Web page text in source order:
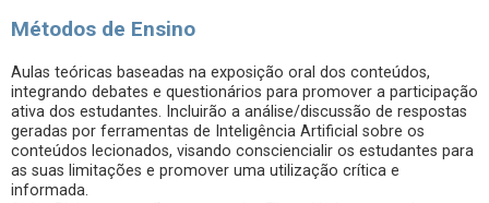
Métodos de Ensino
Aulas teóricas baseadas na exposição oral dos conteúdos,
integrando debates e questionários para promover a participação
ativa dos estudantes. Incluirão a análise/discussão de respostas
geradas por ferramentas de Inteligência Artificial sobre os
conteúdos lecionados, visando consciencialir os estudantes para
as suas limitações e promover uma utilização crítica e
informada.